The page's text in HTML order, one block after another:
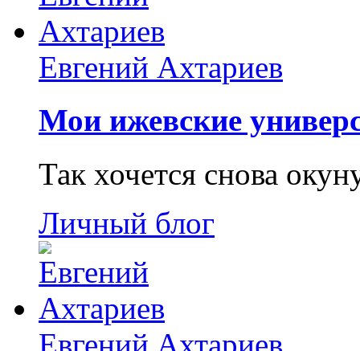
Евгений Ахтариев
Мои ижевские
Так хочется снова
Личный блог
Евгений Ахтариев